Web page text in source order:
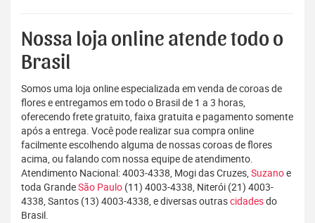
Nossa loja online atende todo o
Brasil
Somos uma loja online especializada em venda de coroas de
flores e entregamos em todo o Brasil de 1 a 3 horas,
oferecendo frete gratuito, faixa gratuita e pagamento somente
após a entrega. Você pode realizar sua compra online
facilmente escolhendo alguma de nossas coroas de flores
acima, ou falando com nossa equipe de atendimento.
Atendimento Nacional: 4003-4338, Mogi das Cruzes, Suzanoe
toda GrandeSão Paulo (11) 4003-4338, Niterói (21) 4003-
4338, Santos (13) 4003-4338, e diversas outrascidadesdo
Brasil.